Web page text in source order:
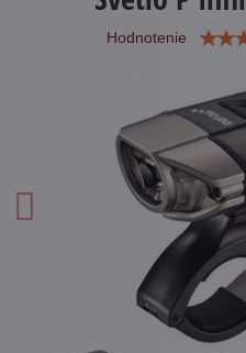
Hodnotenie